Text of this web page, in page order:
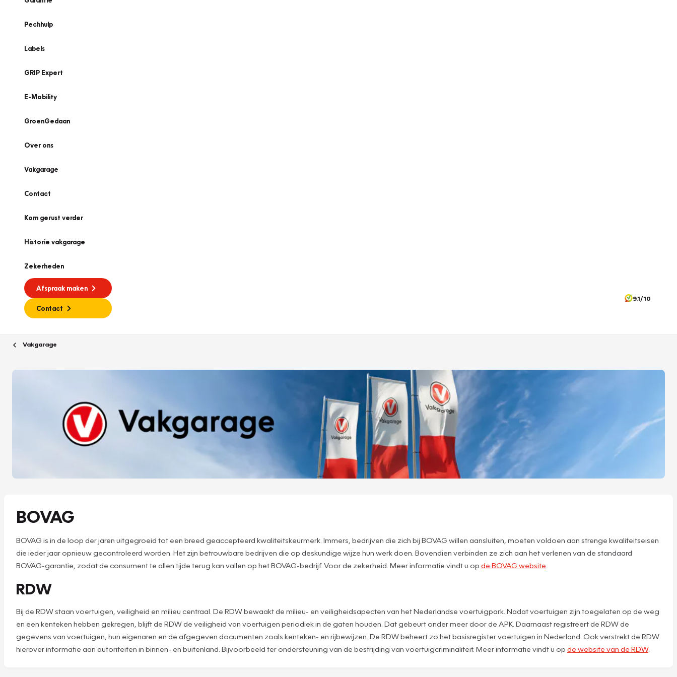
Pechhulp
Labels
GRIP Expert
E-Mobility
GroenGedaan
Over ons
Vakgarage
Contact
Kom gerust verder
Historie vakgarage
Zekerheden
Afspraak maken
Contact
9.1/10
Vakgarage
BOVAG
BOVAG is in de loop der jaren uitgegroeid tot een breed geaccepteerd kwaliteitskeurmerk. Immers, bedrijven die zich bij BOVAG willen aansluiten, moeten voldoen aan strenge kwaliteitseisen
die ieder jaar opnieuw gecontroleerd worden. Het zijn betrouwbare bedrijven die op deskundige wijze hun werk doen. Bovendien verbinden ze zich aan het verlenen van de standaard
BOVAG-garantie, zodat de consument te allen tijde terug kan vallen op het BOVAG-bedrijf. Voor de zekerheid. Meer informatie vindt u op de BOVAG website
RDW
Bij de RDW staan voertuigen, veiligheid en milieu centraal. De RDW bewaakt de milieu- en veiligheidsapecten van het Nederlandse voertuigpark. Nadat voertuigen zijn toegelaten op de weg
en een kenteken hebben gekregen, blijft de RDW de veiligheid van voertuigen periodiek in de gaten houden. Dat gebeurt onder meer door de APK. Daarnaast registreert de RDW de
gegevens van voertuigen, hun eigenaren en de afgegeven documenten zoals kenteken- en rijbewijzen. De RDW beheert zo het basisregister voertuigen in Nederland. Ook verstrekt de RDW
hierover informatie aan autoriteiten in binnen- en buitenland. Bijvoorbeeld ter ondersteuning van de bestrijding van voertuigcriminaliteit. Meer informatie vindt u op de website van de RDW.